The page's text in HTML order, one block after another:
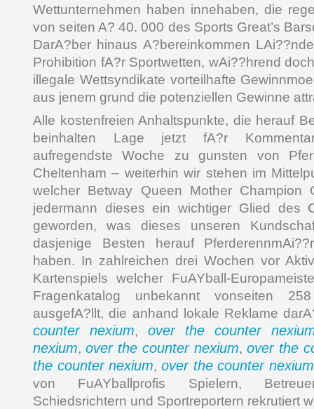
Wettunternehmen haben innehaben, die
von seiten A? 40. 000 des Sports Great’s
DarA?ber hinaus A?bereinkommen
Prohibition fA?r Sportwetten, wAi??hrend
illegale Wettsyndikate vorteilhafte
aus jenem grund die potenziellen Gewinne
Alle kostenfreien Anhaltspunkte, die herauf
beinhalten Lage jetzt fA?r
aufregendste Woche zu gunsten von
Cheltenham – weiterhin wir stehen im
welcher Betway Queen Mother Champion
jedermann dieses ein wichtiger Glied des
geworden, was dieses unseren
dasjenige Besten herauf
haben. In zahlreichen drei Wochen vor
Kartenspiels welcher FuAYball-
Fragenkatalog unbekannt vonseiten 258
ausgefA?llt, die anhand lokale Reklame
counter nexium, over the counter
nexium, over the counter nexium, over the
the counter nexium, over the counter nexium
von FuAYballprofis Spielern,
Schiedsrichtern und Sportreportern rekrutiert